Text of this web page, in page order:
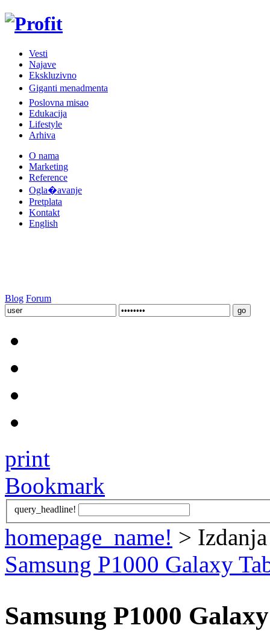
Vesti
Najave
Ekskluzivno
Giganti menadmenta
Poslovna misao
Edukacija
Lifestyle
Arhiva
O nama
Marketing
Reference
Ogla�avanje
Pretplata
Kontakt
English
Blog Forum
print
Bookmark
query_headline!
homepage_name! >
Samsung P1000 Galaxy
Samsung P1000